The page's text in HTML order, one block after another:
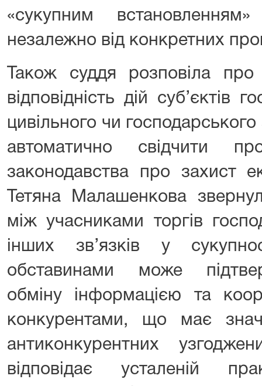
«сукупним
незалежно від конкретних
Також суддя розповіла
відповідність дій суб’єктів
цивільного чи
автоматично свідчити
законодавства про захист
Тетяна Малашенкова
між учасниками торгів
інших зв’язків у
обставинами може
обміну інформацією та
конкурентами, що має
антиконкурентних
відповідає усталеній